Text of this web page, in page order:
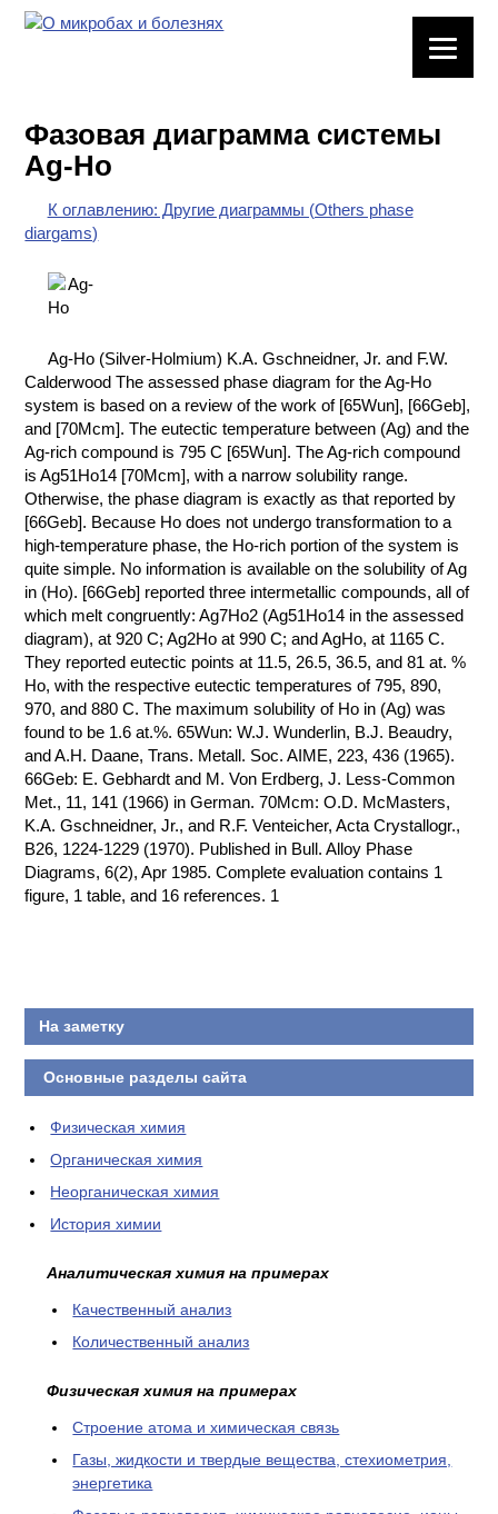
ХИМИЧЕСКАЯ
ПОСУДА
ВРЕДНЫЕ
ФАКТОРЫ
ХИМИЯ НА
ПРОИЗВОДСТВЕ
И ХИМИЧЕСКАЯ
ТЕХНОЛОГИЯ
КОНТАКТЫ
Фазовая диаграмма системы
Ag-Ho
К оглавлению: Другие диаграммы (Others phase
diargams)
Ag-Ho (Silver-Holmium) K.A. Gschneidner, Jr. and F.W.
Calderwood The assessed phase diagram for the Ag-Ho
system is based on a review of the work of [65Wun], [66Geb],
and [70Mcm]. The eutectic temperature between (Ag) and the
Ag-rich compound is 795 C [65Wun]. The Ag-rich compound
is Ag51Ho14 [70Mcm], with a narrow solubility range.
Otherwise, the phase diagram is exactly as that reported by
[66Geb]. Because Ho does not undergo transformation to a
high-temperature phase, the Ho-rich portion of the system is
quite simple. No information is available on the solubility of Ag
in (Ho). [66Geb] reported three intermetallic compounds, all of
which melt congruently: Ag7Ho2 (Ag51Ho14 in the assessed
diagram), at 920 C; Ag2Ho at 990 C; and AgHo, at 1165 C.
They reported eutectic points at 11.5, 26.5, 36.5, and 81 at. %
Ho, with the respective eutectic temperatures of 795, 890,
970, and 880 C. The maximum solubility of Ho in (Ag) was
found to be 1.6 at.%. 65Wun: W.J. Wunderlin, B.J. Beaudry,
and A.H. Daane, Trans. Metall. Soc. AIME, 223, 436 (1965).
66Geb: E. Gebhardt and M. Von Erdberg, J. Less-Common
Met., 11, 141 (1966) in German. 70Mcm: O.D. McMasters,
K.A. Gschneidner, Jr., and R.F. Venteicher, Acta Crystallogr.,
B26, 1224-1229 (1970). Published in Bull. Alloy Phase
Diagrams, 6(2), Apr 1985. Complete evaluation contains 1
figure, 1 table, and 16 references. 1
На заметку
Основные разделы сайта
Физическая химия
Органическая химия
Неорганическая химия
История химии
Аналитическая химия на примерах
Качественный анализ
Количественный анализ
Физическая химия на примерах
Cтроение атома и химическая связь
Газы, жидкости и твердые вещества, стехиометрия,
энергетика